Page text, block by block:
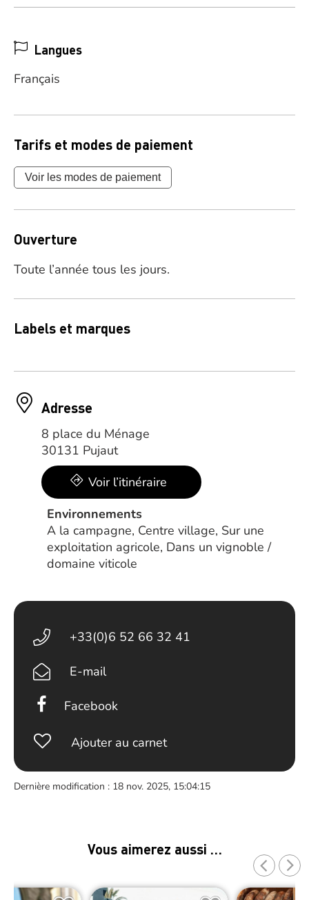
Langues
Français
Tarifs et modes de paiement
Voir les modes de paiement
Ouverture
Toute l’année tous les jours.
Labels et marques
Adresse
8 place du Ménage
30131 Pujaut
Voir l’itinéraire
Environnements
A la campagne, Centre village, Sur une
exploitation agricole, Dans un vignoble /
domaine viticole
+33(0)6 52 66 32 41
E-mail
Facebook
Ajouter au carnet
Dernière modification : 18 nov. 2025, 15:04:15
Vous aimerez aussi …